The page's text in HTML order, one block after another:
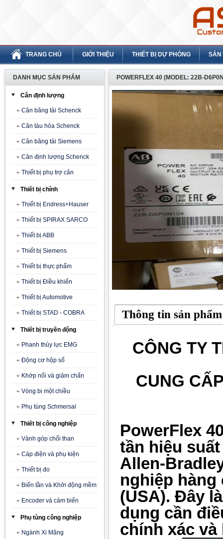
TRANG CHỦ GIỚI THIỆU THIẾT BỊ DỰ PHÒNG SẢN
DANH MỤC SẢN PHẨM
Cân định lượng
Cân băng tải Schenck
Cân tàu hỏa Schenck
Cân băng tải Siemens
Cân định lượng Schenck
Thiết bị phụ trợ cân
Thiết bị chính
Thiết bị Endress+Hauser
Thiết bị SPIRAX SARCO
Thiết bị ABB
Thiết bị Siemens
Thiết bị thực phẩm
Thiết bị Điều khiển
Thiết bị Automotive
Thiết bị STAD - COBRA
Thiết bị truyền động
Phanh thủy lực EMG
Động cơ hộp số
Khớp nối và giảm chấn
Vòng bi một chiều
Phụ tùng Schmersal
Thiết bị công nghiệp
Vành góp chổi than
Cáp điện và phụ kiện
Thiết bị đo
Biến tần và Khởi động mềm
Encoder và cảm biến
Phụ tùng công nghiệp
Ngành Xi Măng
POWERFLEX 40 (MODEL: 22B-
Thông tin sản phẩm
CÔNG TY
CUNG
PowerFlex
tần hiệu
Allen-
nghiệp
(USA). Đây
dụng cần
chính xác